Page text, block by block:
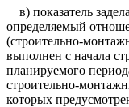
в) показатель
определяемый
(строительно-
выполнен с начала
планируемого
строительно-
которых